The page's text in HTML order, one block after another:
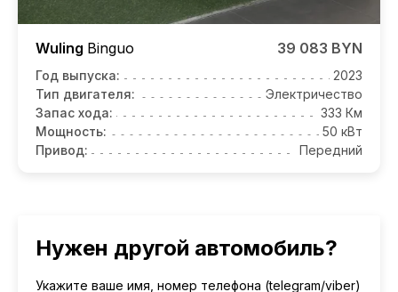
Wuling Binguo 39 083 BYN
Год выпуска:
2023
Тип двигателя:
Электричество
Запас хода:
333 Км
Мощность:
50 кВт
Привод:
Передний
Нужен другой автомобиль?
Укажите ваше имя, номер телефона (telegram/viber)